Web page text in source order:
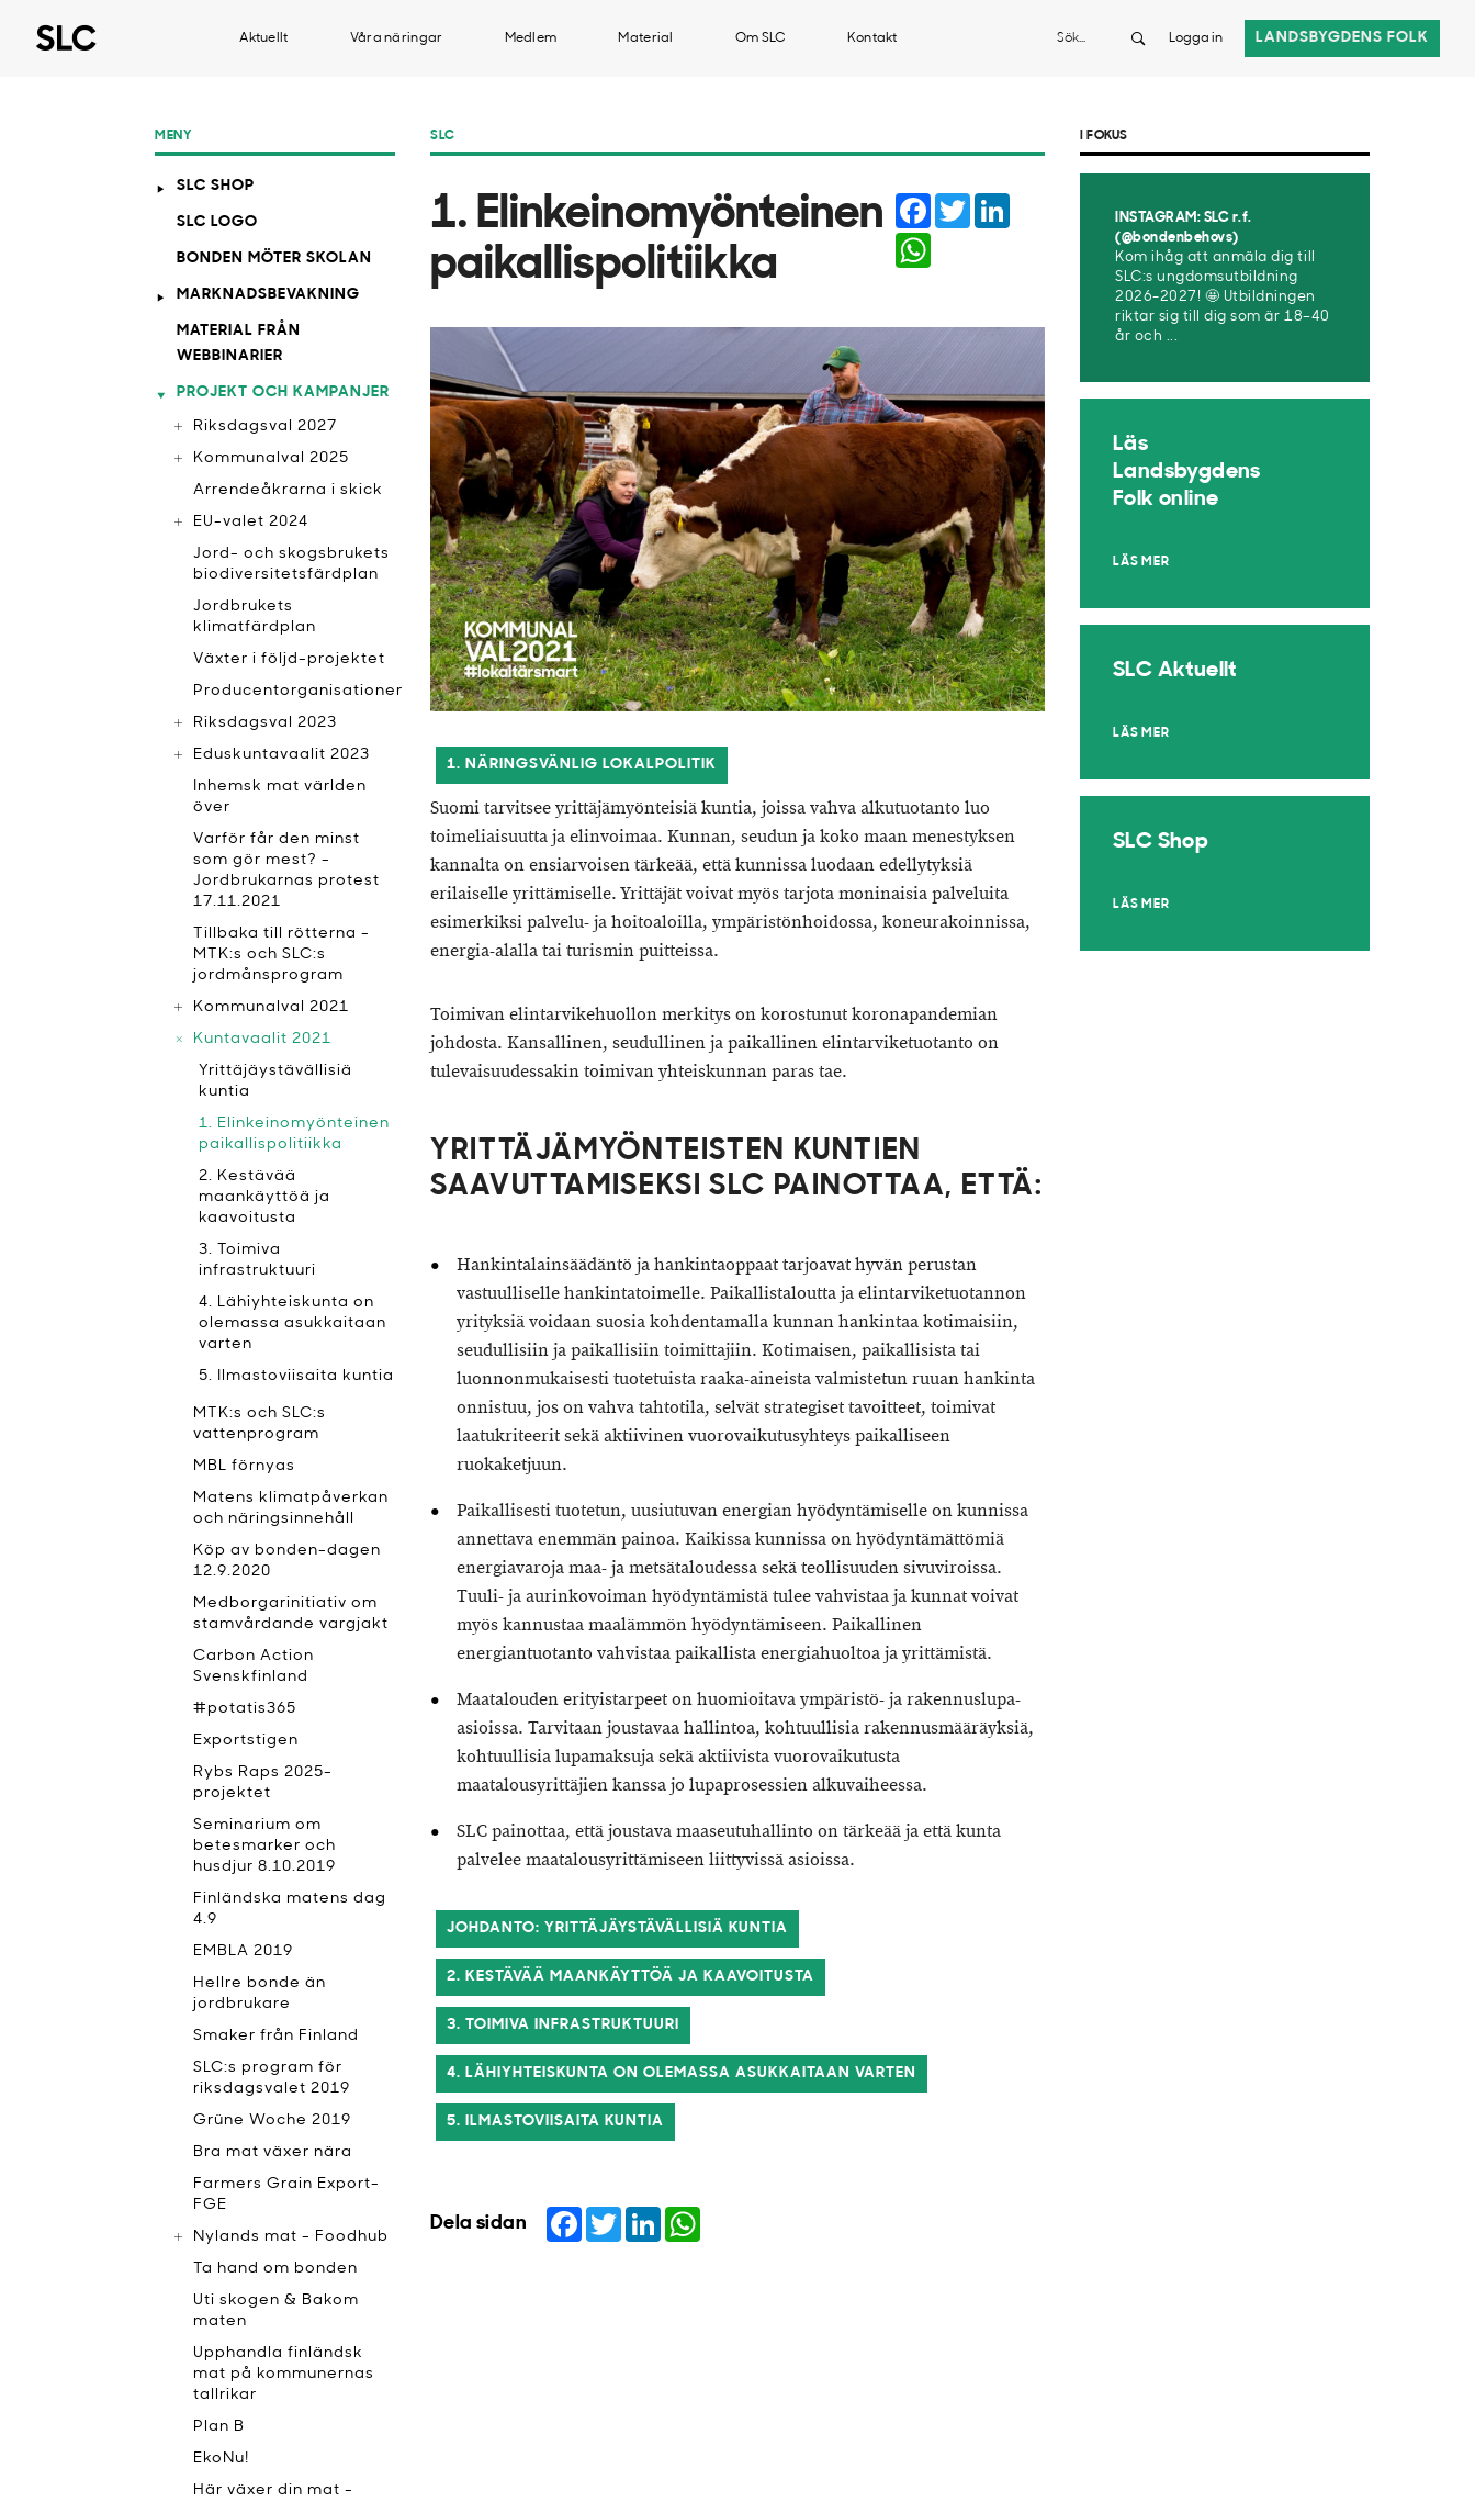
Aktuellt Våra näringar Medlem Material Om SLC Kontakt Sök Logga in LANDSBYGDENS FOLK
SLC
1. Elinkeinomyönteinen
paikallispolitiikka
Facebook
Twitter
1. NÄRINGSVÄNLIG LOKALPOLITIK
Suomi tarvitsee yrittäjämyönteisiä kuntia, joissa vahva alkutuotanto luo
toimeliaisuutta ja elinvoimaa. Kunnan, seudun ja koko maan menestyksen
kannalta on ensiarvoisen tärkeää, että kunnissa luodaan edellytyksiä
erilaiselle yrittämiselle. Yrittäjät voivat myös tarjota moninaisia palveluita
esimerkiksi palvelu- ja hoitoaloilla, ympäristönhoidossa, koneurakoinnissa,
energia-alalla tai turismin puitteissa.
Toimivan elintarvikehuollon merkitys on korostunut koronapandemian
johdosta. Kansallinen, seudullinen ja paikallinen elintarviketuotanto on
tulevaisuudessakin toimivan yhteiskunnan paras tae.
YRITTÄJÄMYÖNTEISTEN KUNTIEN
SAAVUTTAMISEKSI SLC PAINOTTAA, ETTÄ:
Hankintalainsäädäntö ja hankintaoppaat tarjoavat hyvän perustan
vastuulliselle hankintatoimelle. Paikallistaloutta ja elintarviketuotannon
yrityksiä voidaan suosia kohdentamalla kunnan hankintaa kotimaisiin,
seudullisiin ja paikallisiin toimittajiin. Kotimaisen, paikallisista tai
luonnonmukaisesti tuotetuista raaka-aineista valmistetun ruuan hankinta
onnistuu, jos on vahva tahtotila, selvät strategiset tavoitteet, toimivat
laatukriteerit sekä aktiivinen vuorovaikutusyhteys paikalliseen
ruokaketjuun.
Paikallisesti tuotetun, uusiutuvan energian hyödyntämiselle on kunnissa
annettava enemmän painoa. Kaikissa kunnissa on hyödyntämättömiä
energiavaroja maa- ja metsätaloudessa sekä teollisuuden sivuviroissa.
Tuuli- ja aurinkovoiman hyödyntämistä tulee vahvistaa ja kunnat voivat
myös kannustaa maalämmön hyödyntämiseen. Paikallinen
energiantuotanto vahvistaa paikallista energiahuoltoa ja yrittämistä.
Maatalouden erityistarpeet on huomioitava ympäristö- ja rakennuslupa-
asioissa. Tarvitaan joustavaa hallintoa, kohtuullisia rakennusmääräyksiä,
kohtuullisia lupamaksuja sekä aktiivista vuorovaikutusta
maatalousyrittäjien kanssa jo lupaprosessien alkuvaiheessa.
SLC painottaa, että joustava maaseutuhallinto on tärkeää ja että kunta
palvelee maatalousyrittämiseen liittyvissä asioissa.
JOHDANTO: YRITTÄJÄYSTÄVÄLLISIÄ KUNTIA
2. KESTÄVÄÄ MAANKÄYTTÖÄ JA KAAVOITUSTA
3. TOIMIVA INFRASTRUKTUURI
4. LÄHIYHTEISKUNTA ON OLEMASSA ASUKKAITAAN VARTEN
5. ILMASTOVIISAITA KUNTIA
Dela sidan Facebook
TwitterLinkedIn
MENY
SLC SHOP
SLC LOGO
BONDEN MÖTER SKOLAN
MARKNADSBEVAKNING
MATERIAL FRÅN
WEBBINARIER
PROJEKT OCH KAMPANJER
Riksdagsval 2027
Kommunalval 2025
Arrendeåkrarna i skick
EU-valet 2024
Jord- och skogsbrukets
biodiversitetsfärdplan
Jordbrukets
klimatfärdplan
Växter i följd-projektet
Producentorganisationer
Riksdagsval 2023
Eduskuntavaalit 2023
Inhemsk mat världen
över
Varför får den minst
som gör mest? -
Jordbrukarnas protest
17.11.2021
Tillbaka till rötterna -
MTK:s och SLC:s
jordmånsprogram
Kommunalval 2021
Kuntavaalit 2021
Yrittäjäystävällisiä
kuntia
1. Elinkeinomyönteinen
paikallispolitiikka
2. Kestävää
maankäyttöä ja
kaavoitusta
3. Toimiva
infrastruktuuri
4. Lähiyhteiskunta on
olemassa asukkaitaan
varten
5. Ilmastoviisaita kuntia
MTK:s och SLC:s
vattenprogram
MBL förnyas
Matens klimatpåverkan
och näringsinnehåll
Köp av bonden-dagen
12.9.2020
Medborgarinitiativ om
stamvårdande vargjakt
Carbon Action
Svenskfinland
#potatis365
Exportstigen
Rybs Raps 2025-
projektet
Seminarium om
betesmarker och
husdjur 8.10.2019
Finländska matens dag
4.9
EMBLA 2019
Hellre bonde än
jordbrukare
Smaker från Finland
SLC:s program för
riksdagsvalet 2019
Grüne Woche 2019
Bra mat växer nära
Farmers Grain Export-
FGE
Nylands mat - Foodhub
Ta hand om bonden
Uti skogen & Bakom
maten
Upphandla finländsk
mat på kommunernas
tallrikar
Plan B
EkoNu!
Här växer din mat -
I FOKUS
INSTAGRAM: SLC r.f.
(@bondenbehovs)
Kom ihåg att anmäla dig till
SLC:s ungdomsutbildning
2026-2027! 🤩 Utbildningen
riktar sig till dig som är 18–40
år och ...
Läs
Landsbygdens
Folk online
LÄS MER
SLC Aktuellt
LÄS MER
SLC Shop
LÄS MER